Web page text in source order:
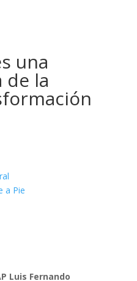
una
la
a Pie
Luis Fernando